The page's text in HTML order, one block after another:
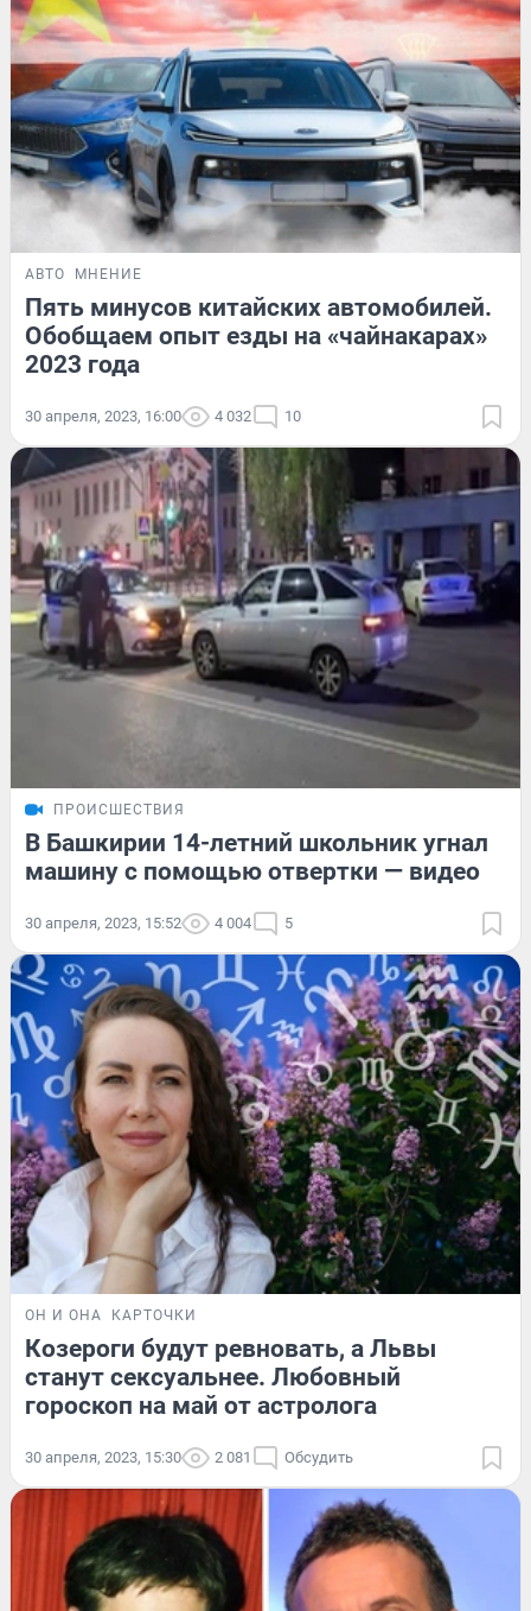
АВТО МНЕНИЕ
Пять минусов китайских автомобилей.
Обобщаем опыт езды на «чайнакарах»
2023 года
30 апреля, 2023, 16:00 4 032 10
ПРОИСШЕСТВИЯ
В Башкирии 14-летний школьник угнал
машину с помощью отвертки — видео
30 апреля, 2023, 15:52 4 004 5
ОН И ОНА КАРТОЧКИ
Козероги будут ревновать, а Львы
станут сексуальнее. Любовный
гороскоп на май от астролога
30 апреля, 2023, 15:30 2 081 Обсудить